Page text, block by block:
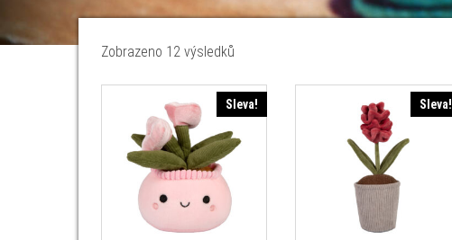
Zobrazeno 12 výsledků
Sleva! Sleva!